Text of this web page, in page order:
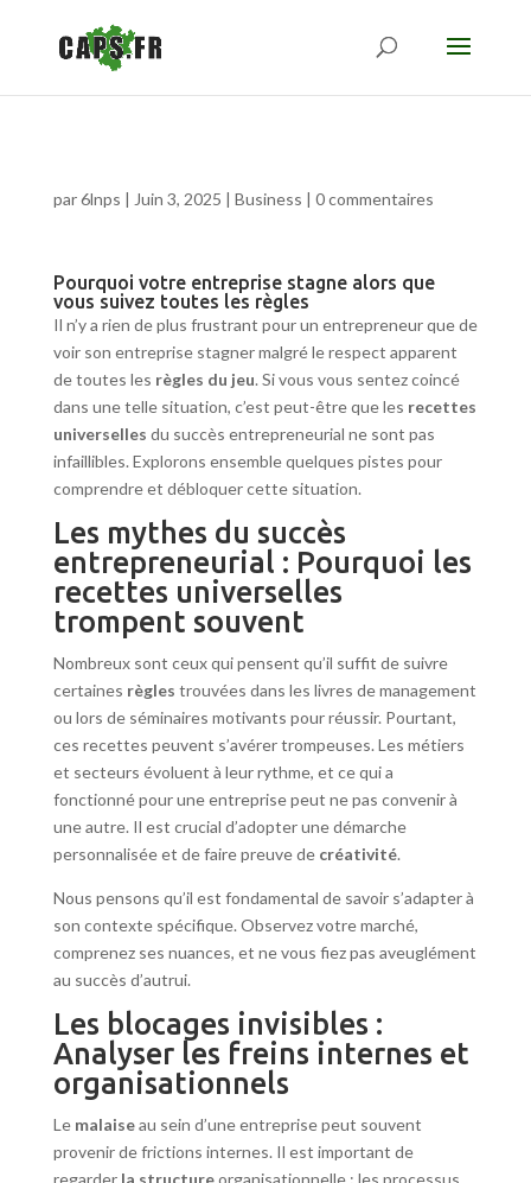
par6lnps | Juin 3, 2025 | Business | 0 commentaires
Pourquoi votre entreprise stagne alors que
vous suivez toutes les règles
Il n’y a rien de plus frustrant pour un entrepreneur que de
voir son entreprise stagner malgré le respect apparent
de toutes les règles du jeu. Si vous vous sentez coincé
dans une telle situation, c’est peut-être que les recettes
universelles du succès entrepreneurial ne sont pas
infaillibles. Explorons ensemble quelques pistes pour
comprendre et débloquer cette situation.
Les mythes du succès
entrepreneurial : Pourquoi les
recettes universelles
trompent souvent
Nombreux sont ceux qui pensent qu’il suffit de suivre
certaines règles trouvées dans les livres de management
ou lors de séminaires motivants pour réussir. Pourtant,
ces recettes peuvent s’avérer trompeuses. Les métiers
et secteurs évoluent à leur rythme, et ce qui a
fonctionné pour une entreprise peut ne pas convenir à
une autre. Il est crucial d’adopter une démarche
personnalisée et de faire preuve de créativité.
Nous pensons qu’il est fondamental de savoir s’adapter à
son contexte spécifique. Observez votre marché,
comprenez ses nuances, et ne vous fiez pas aveuglément
au succès d’autrui.
Les blocages invisibles :
Analyser les freins internes et
organisationnels
Le malaiseau sein d’une entreprise peut souvent
provenir de frictions internes. Il est important de
regarder la structureorganisationnelle : les processus